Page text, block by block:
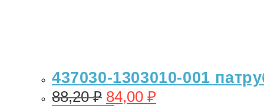
437030-1303010-001
88,20₽ 84,00 ₽